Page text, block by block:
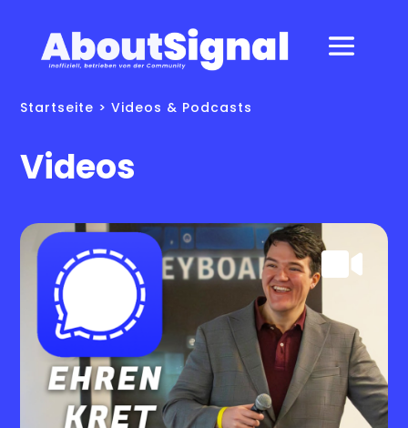
Startseite > Videos & Podcasts
Videos